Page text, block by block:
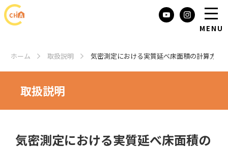
お知らせ・ブログ
ホーム 取扱説明 気密測定における実質延べ床面積の計算方法
取扱説明
気密測定における実質延べ床面積の
MENU